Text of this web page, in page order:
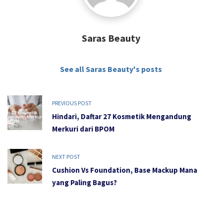
Saras Beauty
See all Saras Beauty's posts
PREVIOUS POST
Hindari, Daftar 27 Kosmetik Mengandung
Merkuri dari BPOM
NEXT POST
Cushion Vs Foundation, Base Mackup Mana
yang Paling Bagus?